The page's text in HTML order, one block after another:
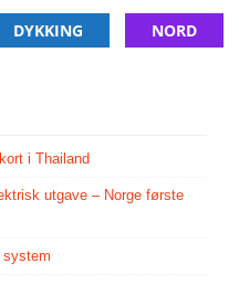
DYKKING NORD
i Thailand
utgave – Norge første
system